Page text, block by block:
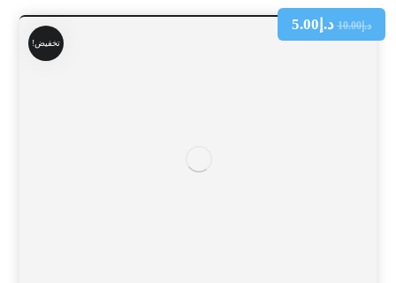
تخفيض!
د.إ10.00 د.إ 5.00